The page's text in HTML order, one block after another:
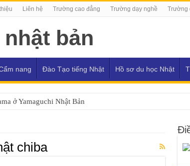
Liên hệ Trường cao đẳng Trường dạy nghề Trường
nang Đào Tạo tiếng Nhật Hồ sơ du học Nhật
ở Yamaguchi Nhật Bản
chiba